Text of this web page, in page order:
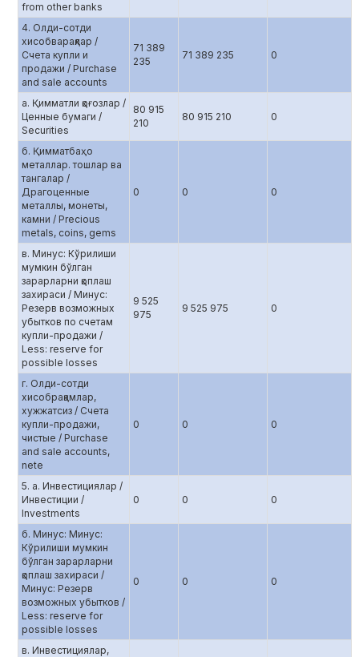
from other banks
4. Олди-сотди
хисобварақлар /
Счета купли и
продажи / Purchase
and sale accounts
71 389
235
71 389 235 0
а. Қимматли қоғозлар /
Ценные бумаги /
Securities
80 915
210
80 915 210 0
б. Қимматбаҳо
металлар. тошлар ва
тангалар /
Драгоценные
металлы, монеты,
камни / Precious
metals, coins, gems
0 0 0
в. Минус: Кўрилиши
мумкин бўлган
зарарларни қоплаш
захираси / Минус:
Резерв возможных
убытков по счетам
купли-продажи /
Less: reserve for
possible losses
9 525
975
9 525 975 0
г. Олди-сотди
хисобрақамлар,
хужжатсиз / Счета
купли-продажи,
чистые / Purchase
and sale accounts,
netе
0 0 0
5. а. Инвестициялар /
Инвестиции /
Investments
0 0 0
б. Минус: Минус:
Кўрилиши мумкин
бўлган зарарларни
қоплаш захираси /
Минус: Резерв
возможных убытков /
Less: reserve for
possible losses
0 0 0
в. Инвестициялар,